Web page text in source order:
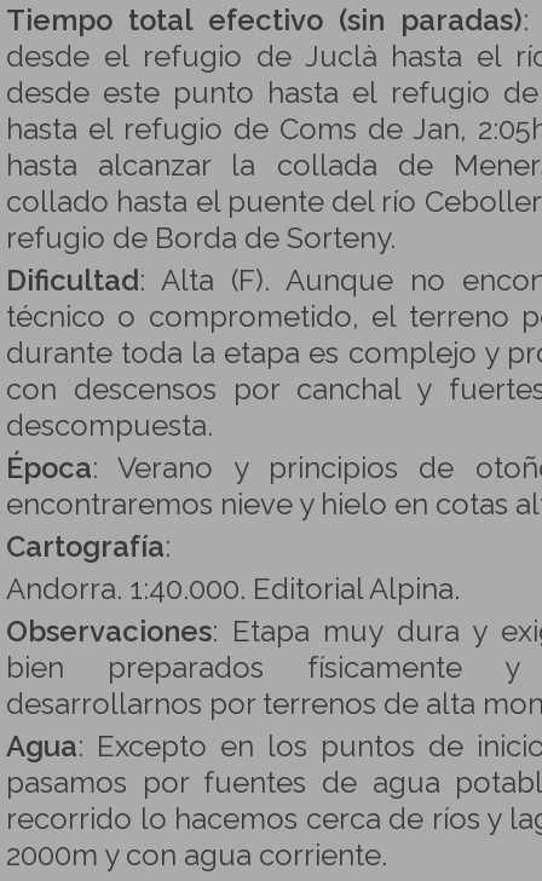
Tiempo total efectivo (sin paradas):
desde el refugio de Juclà hasta el
desde este punto hasta el refugio de
hasta el refugio de Coms de Jan,
hasta alcanzar la collada de
collado hasta el puente del río
refugio de Borda de Sorteny.
Dificultad: Alta (F). Aunque no
técnico o comprometido, el terreno
durante toda la etapa es complejo y
con descensos por canchal y
descompuesta.
Época: Verano y principios de
encontraremos nieve y hielo en cotas
Cartografía:
Andorra. 1:40.000. Editorial Alpina.
Observaciones: Etapa muy dura y
bien preparados físicamente y
desarrollarnos por terrenos de alta
Agua: Excepto en los puntos de
pasamos por fuentes de agua
recorrido lo hacemos cerca de ríos y
2000m y con agua corriente.